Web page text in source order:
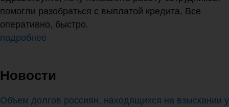
помогли разобраться с выплатой кредита. Все
оперативно, быстро.
подробнее
Новости
Объем долгов россиян, находящихся на взыскании у